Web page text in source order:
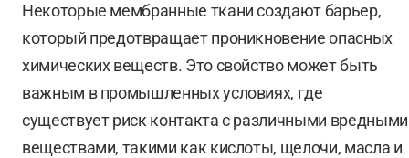
Некоторые мембранные ткани создают барьер,
который предотвращает проникновение опасных
химических веществ. Это свойство может быть
важным в промышленных условиях, где
существует риск контакта с различными вредными
веществами, такими как кислоты, щелочи, масла и